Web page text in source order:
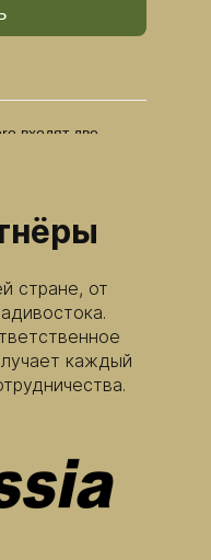
входят две
и
предметов
Одна
обеспечивает
течение 46 минут
интерфейс
для зарядки
за счет
стране, от
каждый